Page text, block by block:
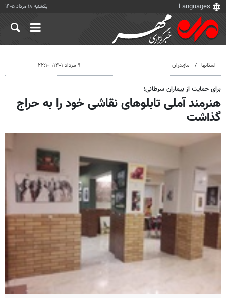
یکشنبه ۱۸ مرداد ۱۴۰۵
استانها مازندران ۹ مرداد ۱۴۰۱، ۲۲:۱۰
برای حمایت از بیماران سرطانی؛
هنرمند آملی تابلوهای نقاشی خود را به حراج
گذاشت